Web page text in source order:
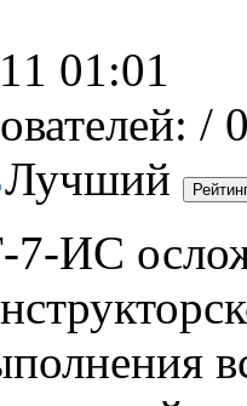
01:01
/
Лучший
7-ИС